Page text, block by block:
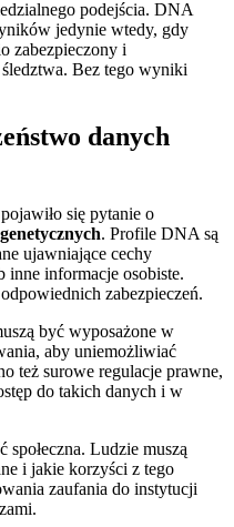
podejścia. DNA
jedynie wtedy, gdy
zabezpieczony i
Bez tego wyniki
danych
się pytanie o
. Profile DNA są
ujawniające cechy
inne informacje osobiste.
zabezpieczeń.
być wyposażone w
aby uniemożliwiać
też surowe regulacje prawne,
do takich danych i w
Ludzie muszą
i jakie korzyści z tego
zaufania do instytucji